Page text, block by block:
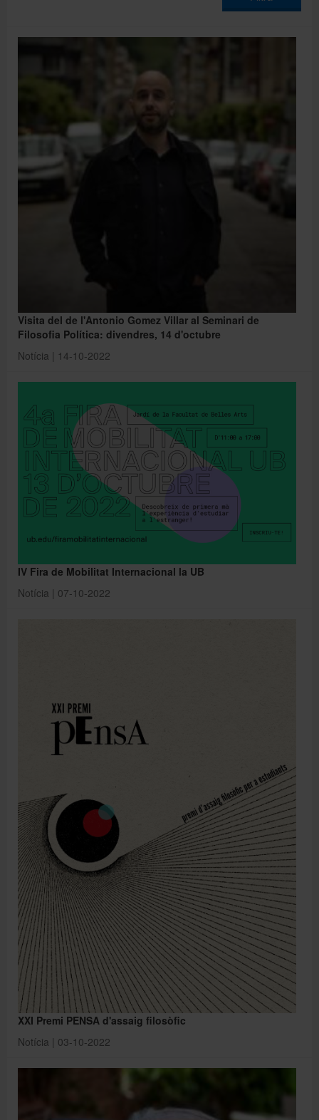
Español
Visita del de l'Antonio Gomez Villar al Seminari de
Filosofia Política: divendres, 14 d'octubre
Notícia | 14-10-2022
IV Fira de Mobilitat Internacional la UB
Notícia | 07-10-2022
XXI Premi PENSA d'assaig filosòfic
Notícia | 03-10-2022